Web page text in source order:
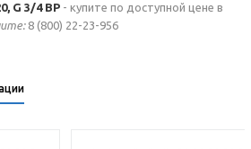
G 3/4 ВР - купите по доступной цене в
8 (800) 22-23-956